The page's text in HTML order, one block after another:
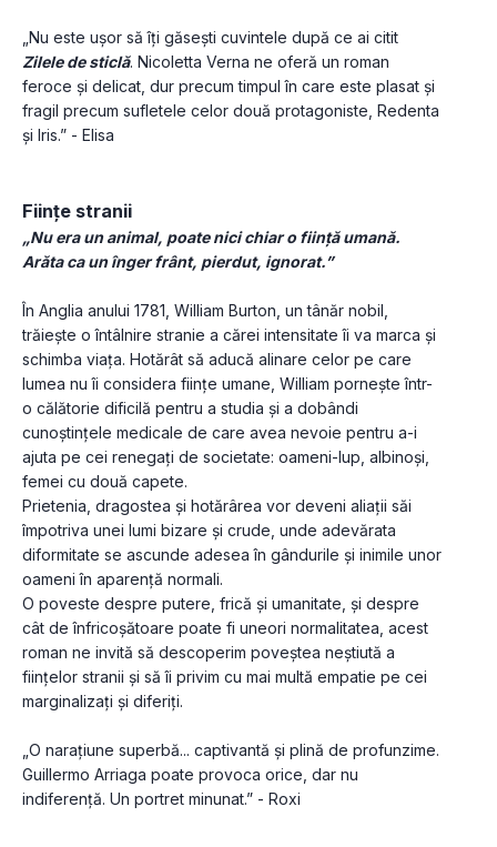
Zilele de sticlă. Nicoletta Verna ne oferă un roman
feroce și delicat, dur precum timpul în care este plasat și
fragil precum sufletele celor două protagoniste, Redenta
și Iris.” - Elisa
Ființe stranii
„Nu era un animal, poate nici chiar o ființă umană.
Arăta ca un înger frânt, pierdut, ignorat.”
În Anglia anului 1781, William Burton, un tânăr nobil,
trăiește o întâlnire stranie a cărei intensitate îi va marca și
schimba viața. Hotărât să aducă alinare celor pe care
lumea nu îi considera ființe umane, William pornește într-
o călătorie dificilă pentru a studia și a dobândi
cunoștințele medicale de care avea nevoie pentru a-i
ajuta pe cei renegați de societate: oameni-lup, albinoși,
femei cu două capete.
Prietenia, dragostea și hotărârea vor deveni aliații săi
împotriva unei lumi bizare și crude, unde adevărata
diformitate se ascunde adesea în gândurile și inimile unor
oameni în aparență normali.
O poveste despre putere, frică și umanitate, și despre
cât de înfricoșătoare poate fi uneori normalitatea, acest
roman ne invită să descoperim poveștea neștiută a
ființelor stranii și să îi privim cu mai multă empatie pe cei
marginalizați și diferiți.
„O narațiune superbă... captivantă și plină de profunzime.
Guillermo Arriaga poate provoca orice, dar nu
indiferență. Un portret minunat.” - Roxi